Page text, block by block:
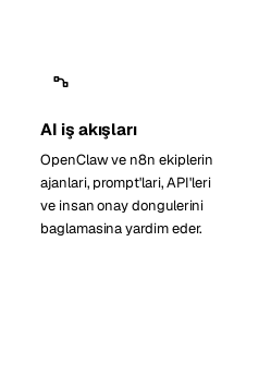
AI iş akışları
OpenClaw ve n8n ekiplerin
ajanlari, prompt'lari, API'leri
ve insan onay dongulerini
baglamasina yardim eder.